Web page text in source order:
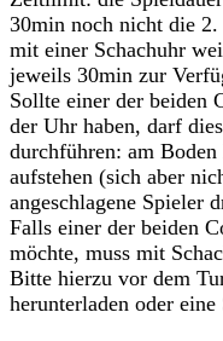
30min noch nicht die
mit einer Schachuhr
jeweils 30min zur
Sollte einer der beiden
der Uhr haben, darf
durchführen: am
aufstehen (sich aber
angeschlagene Spieler
Falls einer der beiden
möchte, muss mit
Bitte hierzu vor dem
herunterladen oder